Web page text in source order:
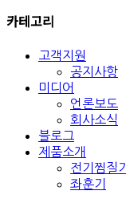
카테고리
고객지원
공지사항
미디어
언론보도
회사소식
블로그
제품소개
전기찜질기
좌훈기